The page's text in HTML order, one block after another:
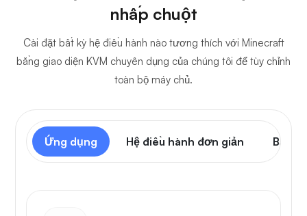
nhấp chuột
Cài đặt bất kỳ hệ điều hành nào tương thích với Minecraft
bằng giao diện KVM chuyên dụng của chúng tôi để tùy chỉnh
toàn bộ máy chủ.
Ứng dụng Hệ điều hành đơn giản Bảng